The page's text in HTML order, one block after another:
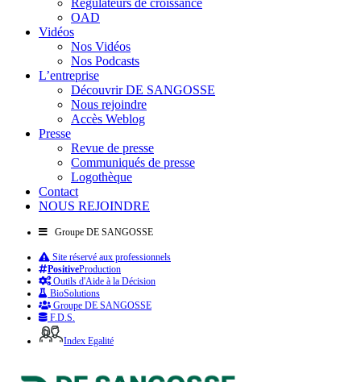
Régulateurs de croissance
OAD
Vidéos
Nos Vidéos
Nos Podcasts
L’entreprise
Découvrir DE SANGOSSE
Nous rejoindre
Accès Weblog
Presse
Revue de presse
Communiqués de presse
Logothèque
Contact
NOUS REJOINDRE
Groupe DE SANGOSSE
Site réservé aux professionnels
PositiveProduction
Outils d'Aide à la Décision
BioSolutions
Groupe DE SANGOSSE
F.D.S.
Index Egalité